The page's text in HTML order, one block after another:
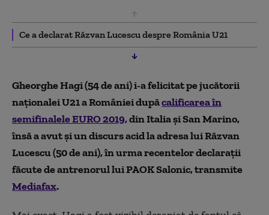
Ce a declarat Răzvan Lucescu despre România U21
Gheorghe Hagi (54 de ani) i-a felicitat pe jucătorii
naţionalei U21 a României dupăcalificarea în
semifinalele EURO 2019,din Italia şi San Marino,
însă a avut şi un discurs acid la adresa lui Răzvan
Lucescu (50 de ani), în urma recentelor declaraţii
făcute de antrenorul lui PAOK Salonic, transmite
Mediafax.